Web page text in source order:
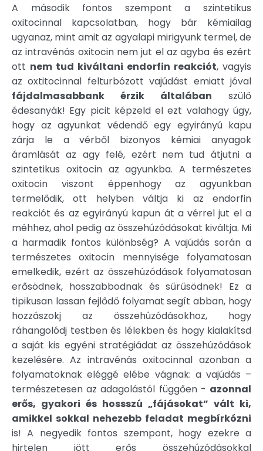
A második fontos szempont a szintetikus
oxitocinnal kapcsolatban, hogy bár kémiailag
ugyanaz, mint amit az agyalapi mirigyunk termel, de
az intravénás oxitocin nem jut el az agyba és ezért
ott nem tud kiváltani endorfin reakciót, vagyis
az oxtitocinnal felturbózott vajúdást emiatt jóval
fájdalmasabbank érzik általában szülő
édesanyák! Egy picit képzeld el ezt valahogy úgy,
hogy az agyunkat védendő egy egyirányú kapu
zárja le a vérből bizonyos kémiai anyagok
áramlását az agy felé, ezért nem tud átjutni a
szintetikus oxitocin az agyunkba. A természetes
oxitocin viszont éppenhogy az agyunkban
termelődik, ott helyben váltja ki az endorfin
reakciót és az egyirányú kapun át a vérrel jut el a
méhhez, ahol pedig az összehúzódásokat kiváltja. Mi
a harmadik fontos különbség? A vajúdás során a
természetes oxitocin mennyisége folyamatosan
emelkedik, ezért az összehúzódások folyamatosan
erősödnek, hosszabbodnak és sűrűsödnek! Ez a
tipikusan lassan fejlődő folyamat segít abban, hogy
hozzászokj az összehúzódásokhoz, hogy
ráhangolódj testben és lélekben és hogy kialakítsd
a saját kis egyéni stratégiádat az összehúzódások
kezelésére. Az intravénás oxitocinnal azonban a
folyamatoknak eléggé elébe vágnak: a vajúdás –
természetesen az adagolástól függően - azonnal
erős, gyakori és hossszú „fájásokat” vált ki,
amikkel sokkal nehezebb feladat megbírkózni
is! A negyedik fontos szempont, hogy ezekre a
hirtelen jött erős összehúzódásokkal